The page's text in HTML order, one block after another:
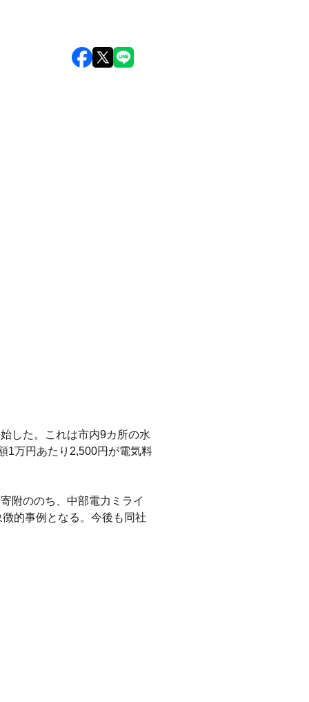
した。これは市内9カ所の水
1万円あたり2,500円が電気料
附ののち、中部電力ミライ
的事例となる。今後も同社